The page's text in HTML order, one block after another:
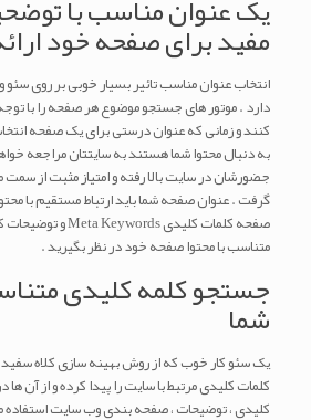
مفید برای صفحه خود
انتخاب عنوان مناسب تائیر بسیار خوبی بر روی
دارد . موتور های جستجو موضوع هر صفحه را با
کنند و زمانی که عنوان درستی برای یک صفحه
به دنبال محتوا شما هستند به سایتتان مراجعه
جضورشان در سایت بالا رفته و امتیاز مثبت از
گرفت . عنوان صفحه شما باید ارتباط مستقیم با
متناسب با محتوا صفحه خود در نظر بگیرید .
جستجو کلمه کلیدی
شما
یک سئو کار خوب که از روش بهینه سازی کلاه
کلمات کلیدی مرتبط با سایت را پیدا کرده و از آن ها
کلیدی ، توضیحات ، صفحه بندی وب سایت استفاده